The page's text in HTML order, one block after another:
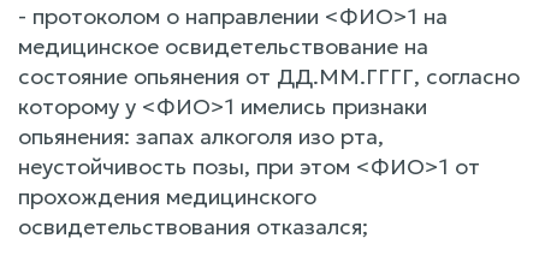
- протоколом о направлении <ФИО>1 на
медицинское освидетельствование на
состояние опьянения от ДД.ММ.ГГГГ, согласно
которому у <ФИО>1 имелись признаки
опьянения: запах алкоголя изо рта,
неустойчивость позы, при этом <ФИО>1 от
прохождения медицинского
освидетельствования отказался;